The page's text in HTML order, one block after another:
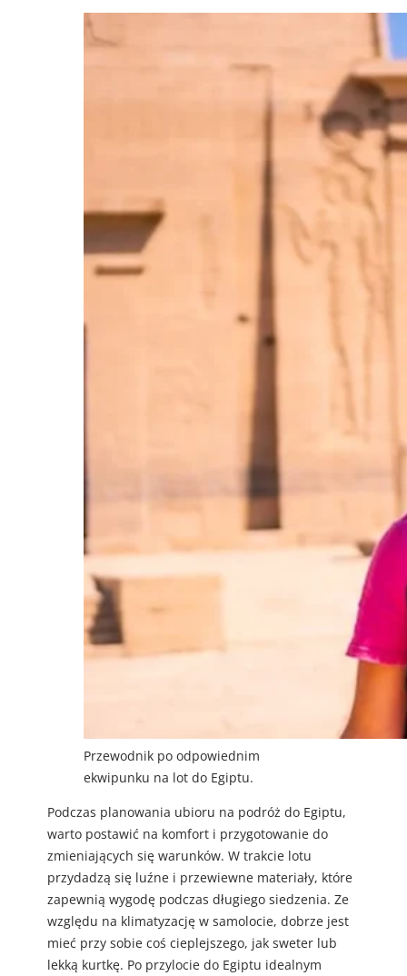
Przewodnik po odpowiednim
ekwipunku na lot do Egiptu.
Podczas planowania ubioru na podróż do Egiptu,
warto postawić na komfort i przygotowanie do
zmieniających się warunków. W trakcie lotu
przydadzą się luźne i przewiewne materiały, które
zapewnią wygodę podczas długiego siedzenia. Ze
względu na klimatyzację w samolocie, dobrze jest
mieć przy sobie coś cieplejszego, jak sweter lub
lekką kurtkę. Po przylocie do Egiptu idealnym